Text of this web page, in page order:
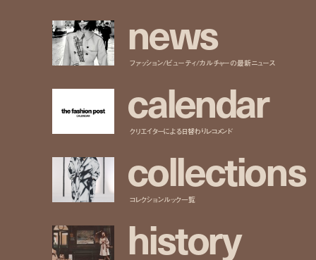
news
ファッション/ビューティ/カルチャーの最新ニュース
calendar
クリエイターによる日替わりレコメンド
collections
コレクションルック一覧
history